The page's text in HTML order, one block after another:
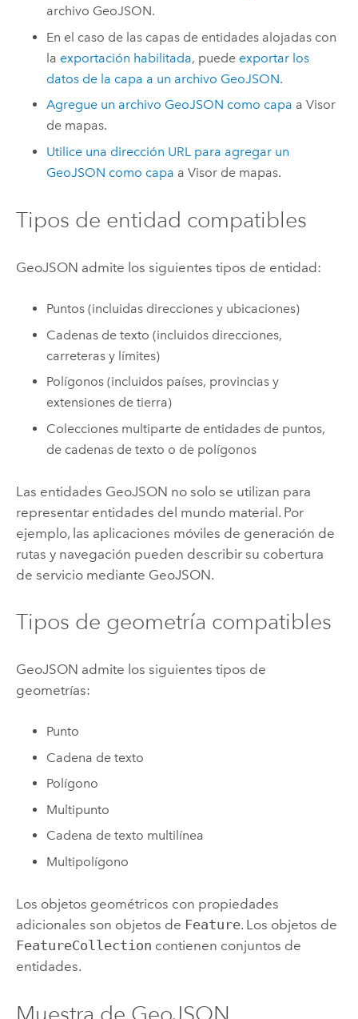
archivo GeoJSON.
En el caso de las capas de entidades alojadas con
la exportación habilitada, puede exportar los
datos de la capa a un archivo GeoJSON.
Agregue un archivo GeoJSON como capa aVisor
de mapas.
Utilice una dirección URL para agregar un
GeoJSON como capa aVisor de mapas.
Tipos de entidad compatibles
GeoJSON admite los siguientes tipos de entidad:
Puntos (incluidas direcciones y ubicaciones)
Cadenas de texto (incluidos direcciones,
carreteras y límites)
Polígonos (incluidos países, provincias y
extensiones de tierra)
Colecciones multiparte de entidades de puntos,
de cadenas de texto o de polígonos
Las entidades GeoJSON no solo se utilizan para
representar entidades del mundo material. Por
ejemplo, las aplicaciones móviles de generación de
rutas y navegación pueden describir su cobertura
de servicio mediante GeoJSON.
Tipos de geometría compatibles
GeoJSON admite los siguientes tipos de
geometrías:
Punto
Cadena de texto
Polígono
Multipunto
Cadena de texto multilínea
Multipolígono
Los objetos geométricos con propiedades
adicionales son objetos de Feature. Los objetos de
FeatureCollection contienen conjuntos de
entidades.
Muestra de GeoJSON